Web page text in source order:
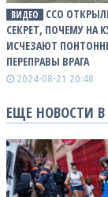
ВИДЕО
ССО
СЕКРЕТ, ПОЧЕМУ НА
ИСЧЕЗАЮТ
ПЕРЕПРАВЫ ВРАГА
2024-08-21 20:48
ЕЩЕ НОВОСТИ В